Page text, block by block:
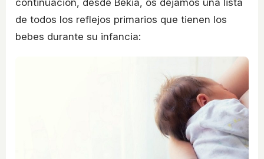
continuación, desde Bekia, os dejamos una lista
de todos los reflejos primarios que tienen los
bebes durante su infancia: